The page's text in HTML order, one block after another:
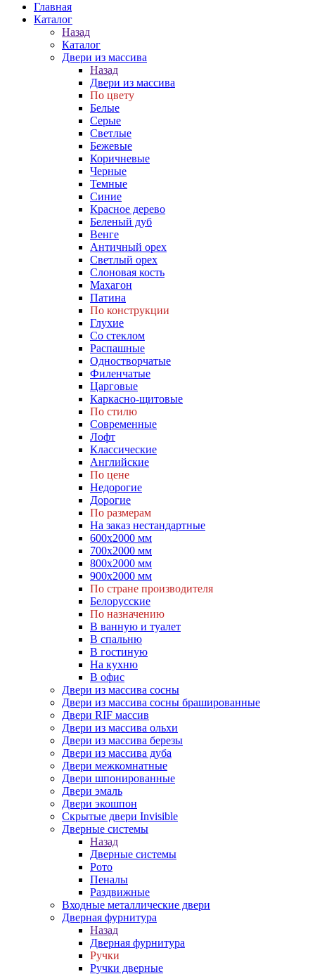
Главная
Каталог
Назад
Каталог
Двери из массива
Назад
Двери из массива
По цвету
Белые
Серые
Светлые
Бежевые
Коричневые
Черные
Темные
Синие
Красное дерево
Беленый дуб
Венге
Античный орех
Светлый орех
Слоновая кость
Махагон
Патина
По конструкции
Глухие
Со стеклом
Распашные
Одностворчатые
Филенчатые
Царговые
Каркасно-щитовые
По стилю
Современные
Лофт
Классические
Английские
По цене
Недорогие
Дорогие
По размерам
На заказ нестандартные
600х2000 мм
700х2000 мм
800х2000 мм
900х2000 мм
По стране производителя
Белорусские
По назначению
В ванную и туалет
В спальню
В гостиную
На кухню
В офис
Двери из массива сосны
Двери из массива сосны брашированные
Двери RIF массив
Двери из массива ольхи
Двери из массива березы
Двери из массива дуба
Двери межкомнатные
Двери шпонированные
Двери эмаль
Двери экошпон
Скрытые двери Invisible
Дверные системы
Назад
Дверные системы
Рото
Пеналы
Раздвижные
Входные металлические двери
Дверная фурнитура
Назад
Дверная фурнитура
Ручки
Ручки дверные